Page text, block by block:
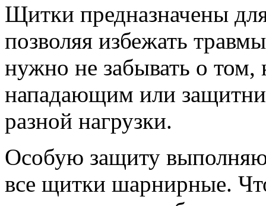
Щитки предназначены
позволяя избежать
нужно не забывать о
нападающим или
разной нагрузки.
Особую защиту
все щитки шарнирные.